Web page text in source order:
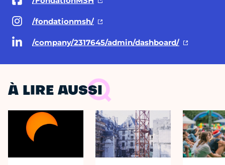
/fondationmsh/
/company/2317645/admin/dashboard/
À LIRE AUSSI